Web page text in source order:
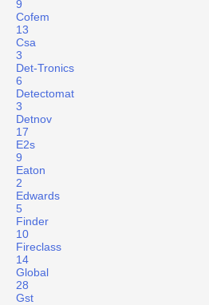
9
Cofem
13
Csa
3
Det-Tronics
6
Detectomat
3
Detnov
17
E2s
9
Eaton
2
Edwards
5
Finder
10
Fireclass
14
Global
28
Gst